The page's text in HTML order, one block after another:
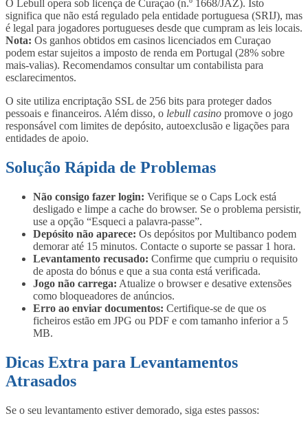
O Lebull opera sob licença de Curaçao (n.º 1668/JAZ). Isto
significa que não está regulado pela entidade portuguesa (SRIJ), mas
é legal para jogadores portugueses desde que cumpram as leis locais.
Nota: Os ganhos obtidos em casinos licenciados em Curaçao
podem estar sujeitos a imposto de renda em Portugal (28% sobre
mais-valias). Recomendamos consultar um contabilista para
esclarecimentos.
O site utiliza encriptação SSL de 256 bits para proteger dados
pessoais e financeiros. Além disso, o lebull casino promove o jogo
responsável com limites de depósito, autoexclusão e ligações para
entidades de apoio.
Solução Rápida de Problemas
Não consigo fazer login: Verifique se o Caps Lock está
desligado e limpe a cache do browser. Se o problema persistir,
use a opção “Esqueci a palavra-passe”.
Depósito não aparece: Os depósitos por Multibanco podem
demorar até 15 minutos. Contacte o suporte se passar 1 hora.
Levantamento recusado: Confirme que cumpriu o requisito
de aposta do bónus e que a sua conta está verificada.
Jogo não carrega: Atualize o browser e desative extensões
como bloqueadores de anúncios.
Erro ao enviar documentos: Certifique-se de que os
ficheiros estão em JPG ou PDF e com tamanho inferior a 5
MB.
Dicas Extra para Levantamentos
Atrasados
Se o seu levantamento estiver demorado, siga estes passos: